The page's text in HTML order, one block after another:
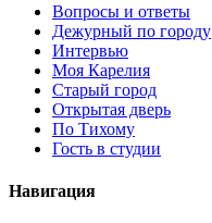
Вопросы и ответы
Дежурный по городу
Интервью
Моя Карелия
Старый город
Открытая дверь
По Тихому
Гость в студии
Навигация